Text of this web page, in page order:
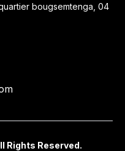
bougsemtenga, 04
Rights Reserved.